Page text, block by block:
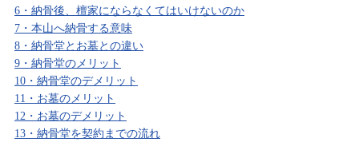
6・納骨後、檀家にならなくてはいけないのか
7・本山へ納骨する意味
8・納骨堂とお墓との違い
9・納骨堂のメリット
10・納骨堂のデメリット
11・お墓のメリット
12・お墓のデメリット
13・納骨堂を契約までの流れ